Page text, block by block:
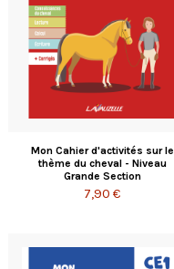
Mon Cahier d'activités sur le
thème du cheval - Niveau
Grande Section
7,90 €